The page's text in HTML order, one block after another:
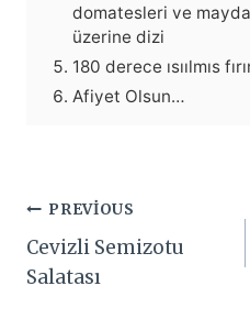
domatesleri ve
üzerine dizi
180 derece ısıılmıs
Afiyet Olsun…
Yazı
gezinmesi
PREVIOUS
Cevizli Semizotu
Salatası